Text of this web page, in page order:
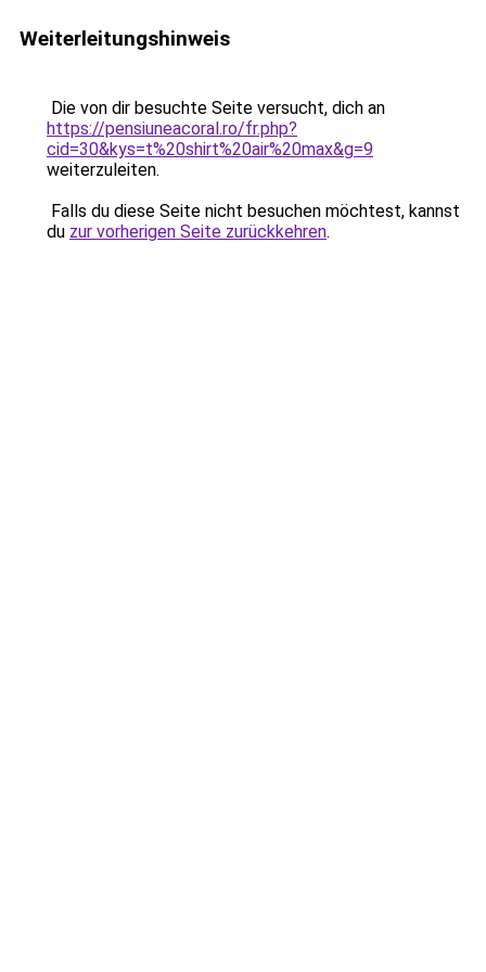
Weiterleitungshinweis
Die von dir besuchte Seite versucht, dich an
https://pensiuneacoral.ro/fr.php?
cid=30&kys=t%20shirt%20air%20max&g=9
weiterzuleiten.
Falls du diese Seite nicht besuchen möchtest, kannst
du zur vorherigen Seite zurückkehren.